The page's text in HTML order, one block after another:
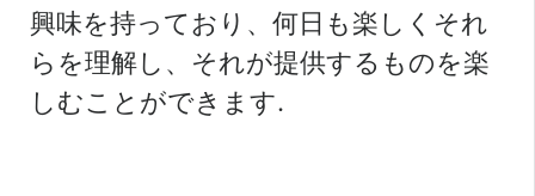
興味を持っており、何日も楽しくそれ
らを理解し、それが提供するものを楽
しむことができます.